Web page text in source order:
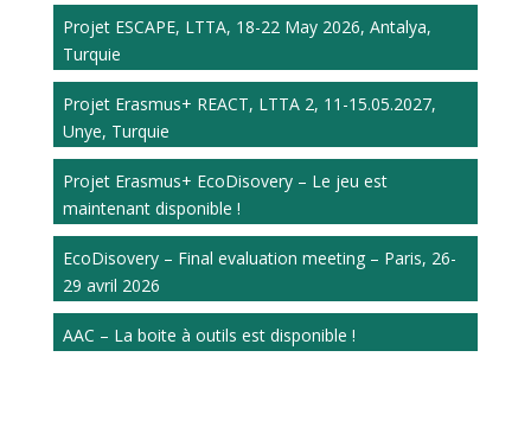
Projet ESCAPE, LTTA, 18-22 May 2026, Antalya,
Turquie
Projet Erasmus+ REACT, LTTA 2, 11-15.05.2027,
Unye, Turquie
Projet Erasmus+ EcoDisovery – Le jeu est
maintenant disponible !
EcoDisovery – Final evaluation meeting – Paris, 26-
29 avril 2026
AAC – La boite à outils est disponible !